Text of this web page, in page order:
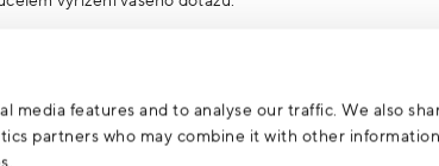
media features and to analyse our traffic. We also
partners who may combine it with other